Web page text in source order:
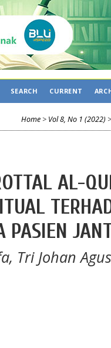
SEARCH CURRENT
Home > Vol 8, No 1 (2022)
AL-
PASIEN
Tri Johan